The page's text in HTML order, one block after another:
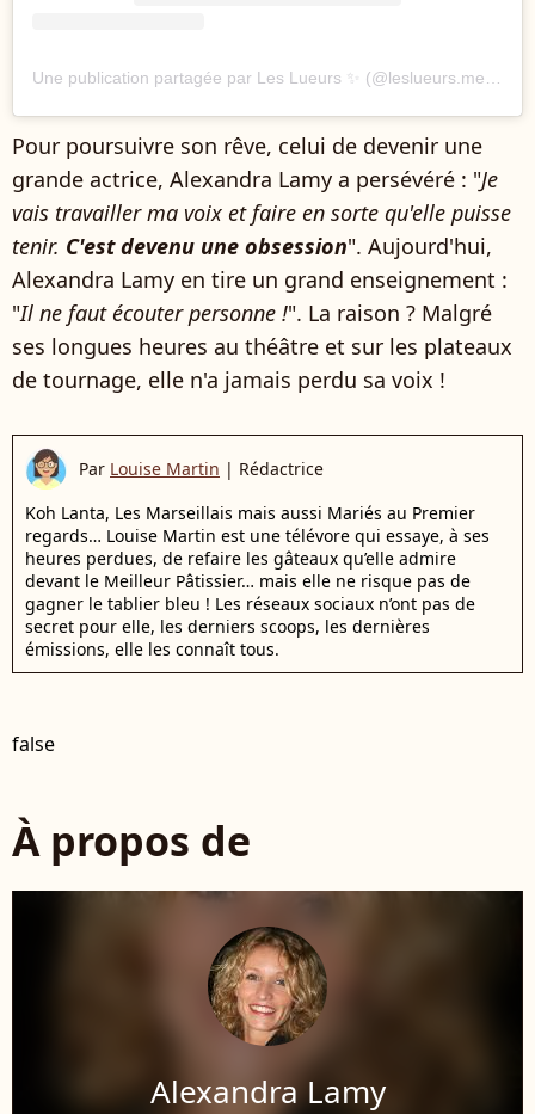
Pour poursuivre son rêve, celui de devenir une
grande actrice, Alexandra Lamy a persévéré : "Je
vais travailler ma voix et faire en sorte qu'elle puisse
tenir. C'est devenu une obsession". Aujourd'hui,
Alexandra Lamy en tire un grand enseignement :
"Il ne faut écouter personne !". La raison ? Malgré
ses longues heures au théâtre et sur les plateaux
de tournage, elle n'a jamais perdu sa voix !
Par Louise Martin | Rédactrice
Koh Lanta, Les Marseillais mais aussi Mariés au Premier
regards… Louise Martin est une télévore qui essaye, à ses
heures perdues, de refaire les gâteaux qu’elle admire
devant le Meilleur Pâtissier… mais elle ne risque pas de
gagner le tablier bleu ! Les réseaux sociaux n’ont pas de
secret pour elle, les derniers scoops, les dernières
émissions, elle les connaît tous.
false
À propos de
Alexandra Lamy